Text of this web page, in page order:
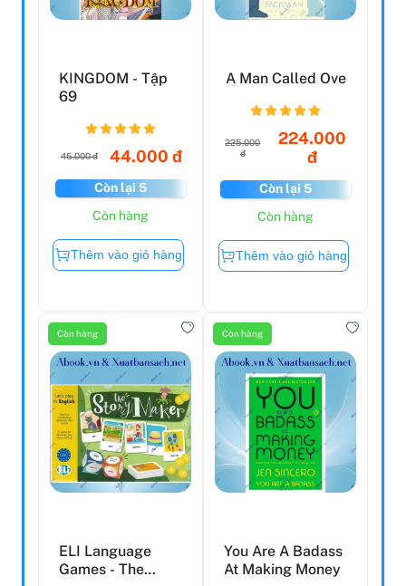
KINGDOM - Tập
69
45.000 đ 44.000 đ
Còn lại 5
Còn hàng
Thêm vào giỏ hàng
A Man Called Ove
225.000
đ
224.000
đ
Còn lại 5
Còn hàng
Thêm vào giỏ hàng
Còn hàng
ELI Language
Games - The
Còn hàng
You Are A Badass
At Making Money